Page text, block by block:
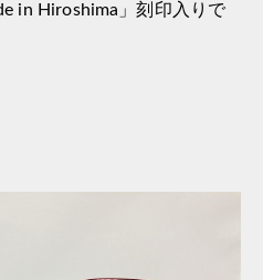
in Hiroshima」刻印入りで